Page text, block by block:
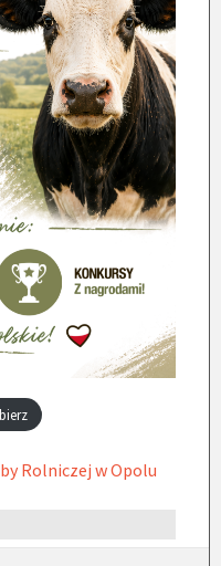
Rolniczej w Opolu